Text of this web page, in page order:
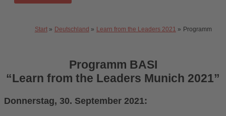
Start Deutschland Learn from the Leaders 2021 Programm
Programm BASI
“Learn from the Leaders Munich 2021”
Donnerstag, 30. September 2021: